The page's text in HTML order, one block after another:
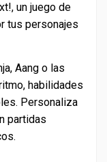
un juego de
tus personajes
Aang o las
habilidades
Personaliza
partidas